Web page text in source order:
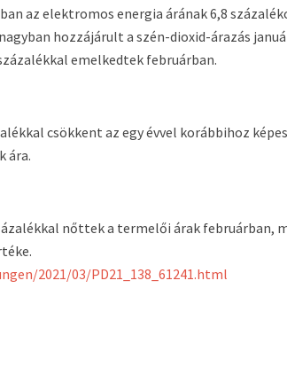
az elektromos energia árának 6,8
hozzájárult a szén-dioxid-árazás
emelkedtek februárban.
csökkent az egy évvel korábbihoz
ára.
nőttek a termelői árak februárban,
2021/03/PD21_138_61241.html